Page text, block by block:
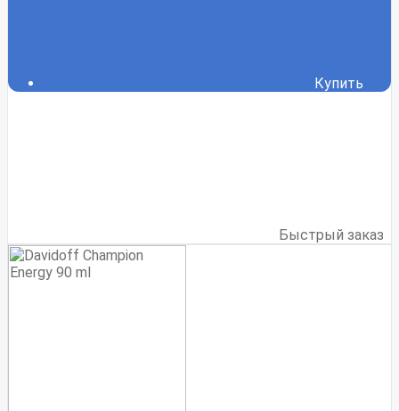
Купить
Быстрый заказ